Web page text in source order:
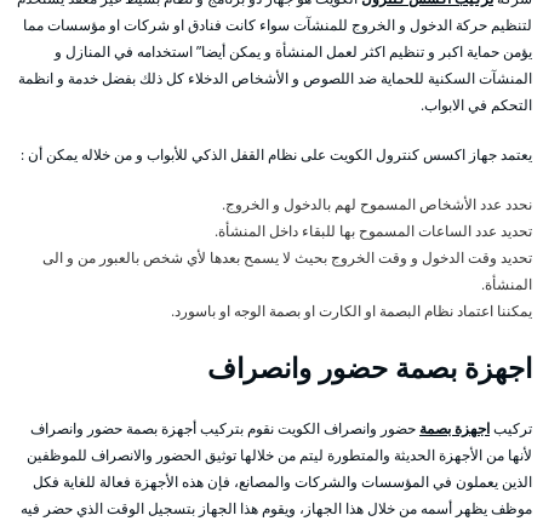
لتنظيم حركة الدخول و الخروج للمنشآت سواء كانت فنادق او شركات او مؤسسات مما
يؤمن حماية اكبر و تنظيم اكثر لعمل المنشأة و يمكن أيضا” استخدامه في المنازل و
المنشآت السكنية للحماية ضد اللصوص و الأشخاص الدخلاء كل ذلك بفضل خدمة و انظمة
التحكم في الابواب.
يعتمد جهاز اكسس كنترول الكويت على نظام القفل الذكي للأبواب و من خلاله يمكن أن :
نحدد عدد الأشخاص المسموح لهم بالدخول و الخروج.
تحديد عدد الساعات المسموح بها للبقاء داخل المنشأة.
تحديد وقت الدخول و وقت الخروج بحيث لا يسمح بعدها لأي شخص بالعبور من و الى
المنشأة.
يمكننا اعتماد نظام البصمة او الكارت او بصمة الوجه او باسورد.
اجهزة بصمة حضور وانصراف
تركيباجهزة بصمة حضور وانصراف الكويت نقوم بتركيب أجهزة بصمة حضور وانصراف
لأنها من الأجهزة الحديثة والمتطورة ليتم من خلالها توثيق الحضور والانصراف للموظفين
الذين يعملون في المؤسسات والشركات والمصانع، فإن هذه الأجهزة فعالة للغاية فكل
موظف يظهر أسمه من خلال هذا الجهاز، ويقوم هذا الجهاز بتسجيل الوقت الذي حضر فيه